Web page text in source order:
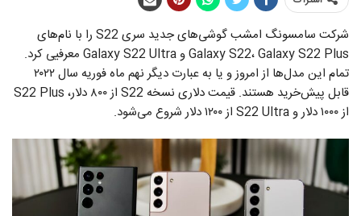
شرکت سامسونگ امشب گوشی‌های جدید سری S22 را با نام‌های
Galaxy S22، Galaxy S22 Plus و Galaxy S22 Ultra معرفیی کرد.
تمام این مدل‌ها از امروز و یا به عبارت دیگر نهم ماه فوریه سال ۲۰۲۲
قابل پیش‌خرید هستند. قیمت دلاری نسخه S22 از ۸۰۰ دلار، S22 Plus
از ۱۰۰۰ دلار و S22 Ultra از ۱۲۰۰ دلار شروع می‌شود.